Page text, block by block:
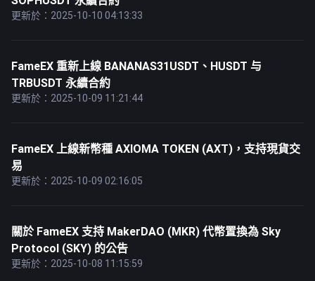
更新於：2025-10-10 04:13:33
FameEX 重新上線 BANANAS31USDT、HUSDT 与
TRBUSDT 永續合約
更新於：2025-10-09 11:21:44
FameEX 上線新幣種 AXIOMA TOKEN (AXT)，支持現貨交
易
更新於：2025-10-09 02:16:05
關於 FameEX 支持 MakerDAO (MKR) 代幣置換為 Sky
Protocol (SKY) 的公告
更新於：2025-10-08 11:15:59